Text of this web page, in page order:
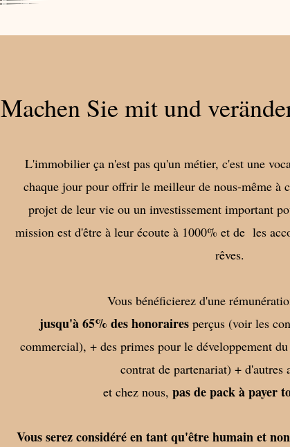
Machen Sie mit und
L'immobilier ça n'est pas qu'un métier, c'est une
chaque jour pour offrir le meilleur de nous-même à
projet de leur vie ou un investissement important
mission est d'être à leur écoute à 1000% et de les
rêves.
Vous bénéficierez d'une
jusqu'à 65% des honoraires perçus (voir les
commercial), + des primes pour le développement
contrat de partenariat) + d'autres
et chez nous, pas de pack à payer
Vous serez considéré en tant qu'être humain et